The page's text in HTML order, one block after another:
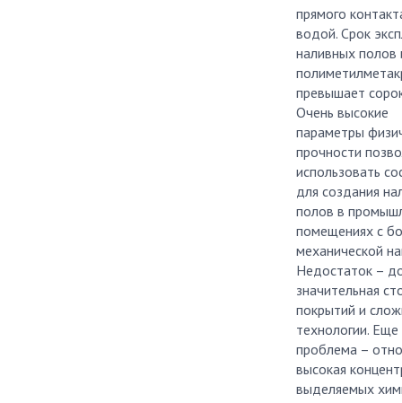
прямого
водой. Срок
наливных полов
превышает
Очень высокие
параметры
прочности
использовать
для создания
полов в
помещениях с
механической
Недостаток –
значительная
покрытий и
технологии.
проблема –
высокая
выделяемых